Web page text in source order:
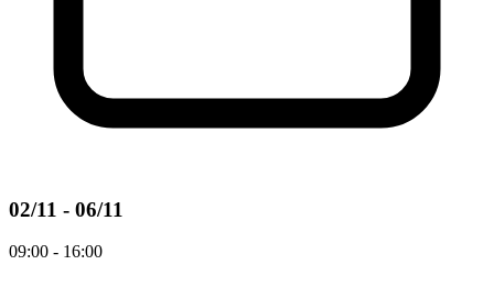
02/11 - 06/11
09:00 - 16:00